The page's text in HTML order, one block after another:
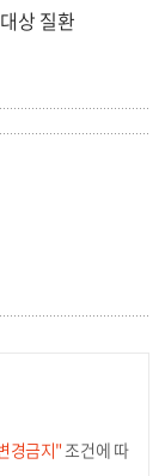
상 질환
경금지"조건에 따